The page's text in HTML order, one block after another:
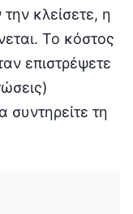
κλείσετε, η
Το κόστος
επιστρέψετε
συντηρείτε τη